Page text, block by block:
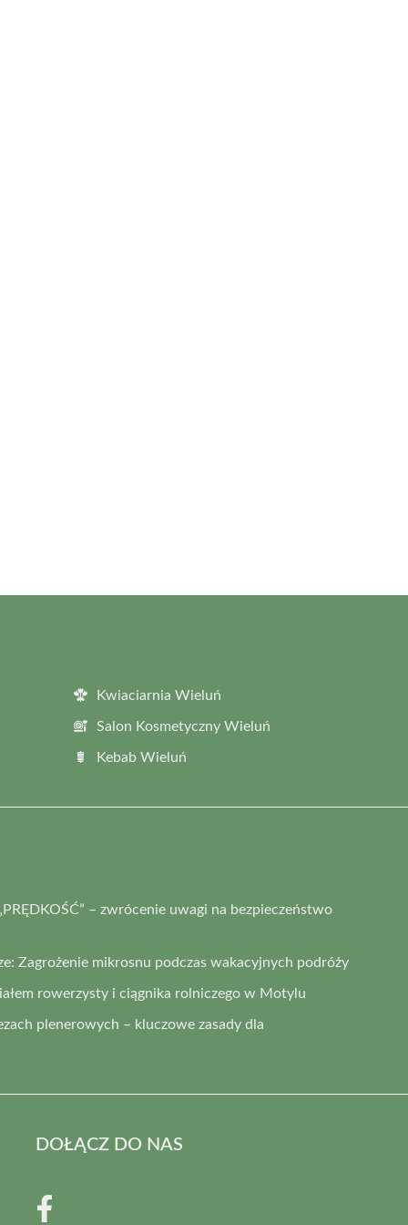
Kwiaciarnia Wieluń
Salon Kosmetyczny Wieluń
Kebab Wieluń
– zwrócenie uwagi na bezpieczeństwo
Zagrożenie mikrosnu podczas wakacyjnych podróży
rowerzysty i ciągnika rolniczego w Motylu
plenerowych – kluczowe zasady dla
DOŁĄCZ DO NAS